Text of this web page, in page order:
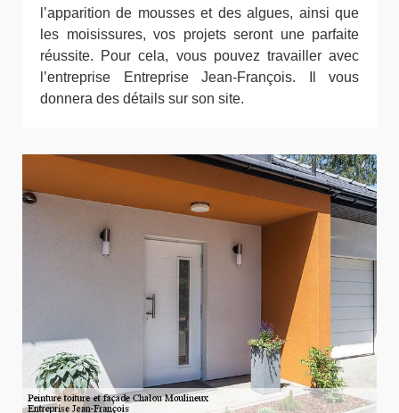
l’apparition de mousses et des algues, ainsi que
les moisissures, vos projets seront une parfaite
réussite. Pour cela, vous pouvez travailler avec
l’entreprise Entreprise Jean-François. Il vous
donnera des détails sur son site.